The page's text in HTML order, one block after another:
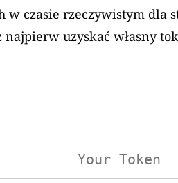
w czasie rzeczywistym
najpierw uzyskać własny